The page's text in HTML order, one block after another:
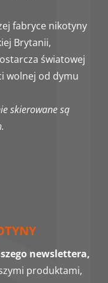
fabryce nikotyny
Brytanii,
światowej
wolnej od dymu
skierowane są
newslettera,
produktami,